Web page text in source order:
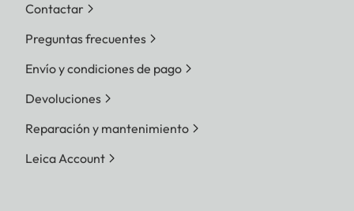
Contactar
Preguntas frecuentes
Envío y condiciones de pago
Devoluciones
Reparación y mantenimiento
Leica Account